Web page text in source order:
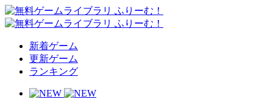
新着ゲーム
更新ゲーム
ランキング